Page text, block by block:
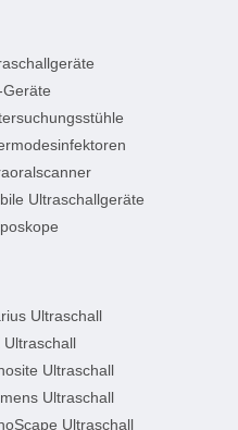
Geräte
Ultraschallgeräte
Ultraschall
Ultraschall
Ultraschall
Ultraschall
Ultraschall